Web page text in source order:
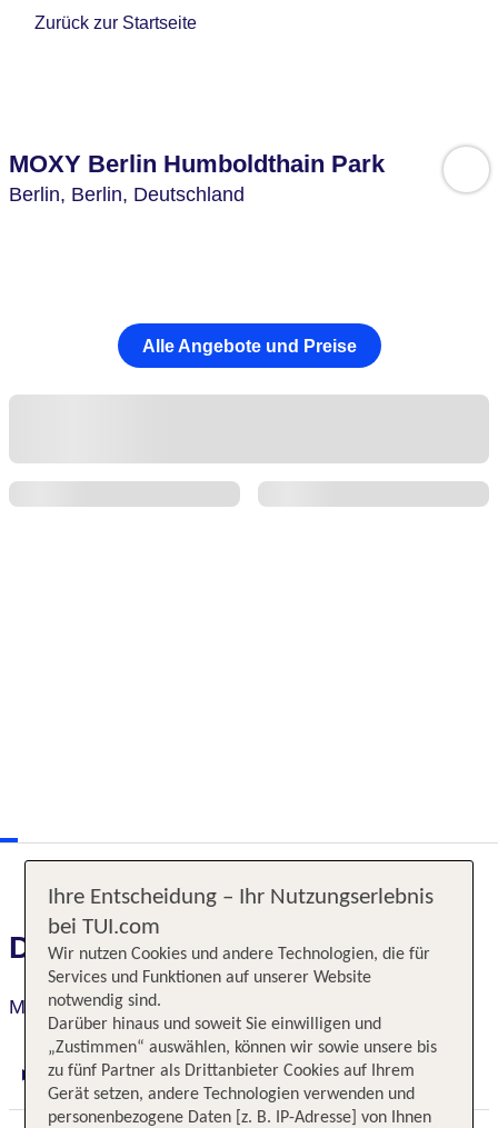
Zurück zur Startseite
MOXY Berlin Humboldthain Park
Berlin, Berlin, Deutschland
Alle Angebote und Preise
Das erwartet Sie
Moxy Berlin Humboldthain Park
Digitaler und telefonischer 24/7 TUI Service
Ihre Entscheidung – Ihr Nutzungserlebnis
bei TUI.com
Wir nutzen Cookies und andere Technologien, die für
Services und Funktionen auf unserer Website
notwendig sind.
Darüber hinaus und soweit Sie einwilligen und
„Zustimmen“ auswählen, können wir sowie unsere bis
zu fünf Partner als Drittanbieter Cookies auf Ihrem
Gerät setzen, andere Technologien verwenden und
personenbezogene Daten [z. B. IP-Adresse] von Ihnen